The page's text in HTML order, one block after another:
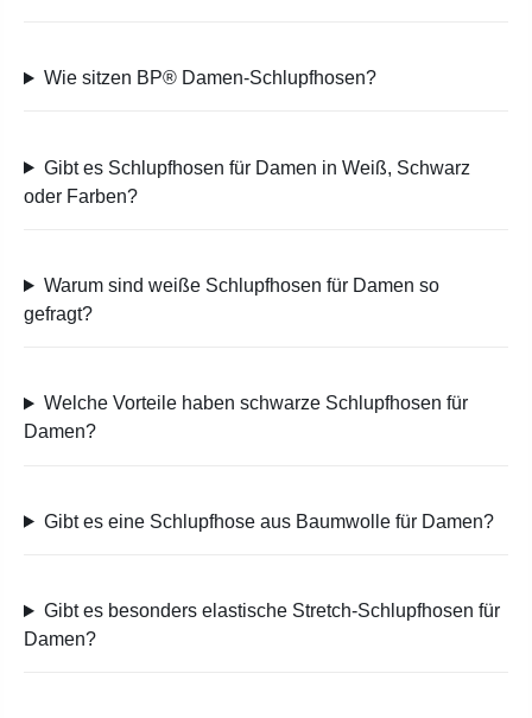
Wie sitzen BP® Damen-Schlupfhosen?
Gibt es Schlupfhosen für Damen in Weiß, Schwarz
oder Farben?
Warum sind weiße Schlupfhosen für Damen so
gefragt?
Welche Vorteile haben schwarze Schlupfhosen für
Damen?
Gibt es eine Schlupfhose aus Baumwolle für Damen?
Gibt es besonders elastische Stretch-Schlupfhosen für
Damen?